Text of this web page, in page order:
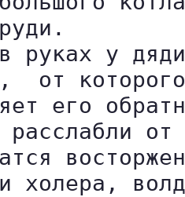
руках у
от
его
расслабли
холера,